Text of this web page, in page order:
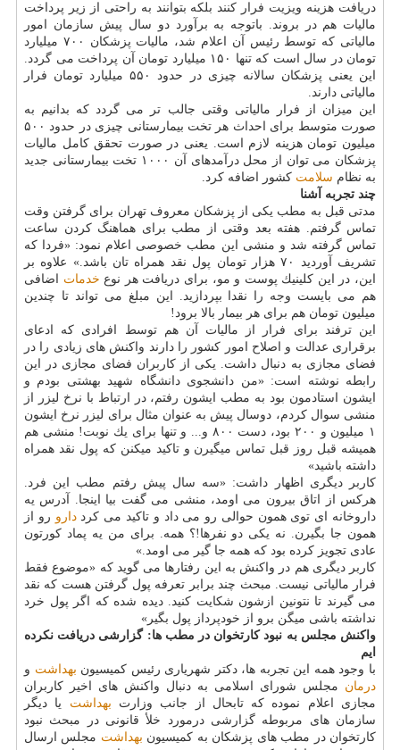
دریافت هزینه ویزیت فرار كنند بلكه بتوانند به راحتی از زیر پرداخت
مالیات هم در بروند. باتوجه به برآورد دو سال پیش سازمان امور
مالیاتی كه توسط رئیس آن اعلام شد، مالیات پزشكان ۷۰۰ میلیارد
تومان در سال است كه تنها ۱۵۰ میلیارد تومان آن پرداخت می گردد.
این یعنی پزشكان سالانه چیزی در حدود ۵۵۰ میلیارد تومان فرار
مالیاتی دارند.
این میزان از فرار مالیاتی وقتی جالب تر می گردد كه بدانیم به
صورت متوسط برای احداث هر تخت بیمارستانی چیزی در حدود ۵۰۰
میلیون تومان هزینه لازم است. یعنی در صورت تحقق كامل مالیات
پزشكان می توان از محل درآمدهای آن ۱۰۰۰ تخت بیمارستانی جدید
به نظام سلامت كشور اضافه كرد.
چند تجربه آشنا
مدتی قبل به مطب یكی از پزشكان معروف تهران برای گرفتن وقت
تماس گرفتم. هفته بعد وقتی از مطب برای هماهنگ كردن ساعت
تماس گرفته شد و منشی این مطب خصوصی اعلام نمود: «فردا كه
تشریف آوردید ۷۰ هزار تومان پول نقد همراه تان باشد.» علاوه بر
این، در این كلینیك پوست و مو، برای دریافت هر نوع خدمات اضافی
هم می بایست وجه را نقدا بپردازید. این مبلغ می تواند تا چندین
میلیون تومان هم برای هر بیمار بالا برود!
این ترفند برای فرار از مالیات آن هم توسط افرادی كه ادعای
برقراری عدالت و اصلاح امور كشور را دارند واكنش های زیادی را در
فضای مجازی به دنبال داشت. یكی از كاربران فضای مجازی در این
رابطه نوشته است: «من دانشجوی دانشگاه شهید بهشتی بودم و
ایشون استادمون بود به مطب ایشون رفتم، در ارتباط با نرخ لیزر از
منشی سوال كردم، دوسال پیش به عنوان مثال برای لیزر نرخ ایشون
۱ میلیون و ۲۰۰ بود، دست ۸۰۰ و... و تنها برای یك نوبت! منشی هم
همیشه قبل روز قبل تماس میگیرن و تاكید میكنن كه پول نقد همراه
داشته باشید»
كاربر دیگری اظهار داشت: «سه سال پیش رفتم مطب این فرد.
هركس از اتاق بیرون می اومد، منشی می گفت بیا اینجا. آدرس یه
داروخانه ای توی همون حوالی رو می داد و تاكید می كرددارو رو از
همون جا بگیرن. نه یكی دو نفرها!؟ همه. برای من یه پماد كورتون
عادی تجویز كرده بود كه همه جا گیر می اومد.»
كاربر دیگری هم در واكنش به این رفتارها می گوید كه «موضوع فقط
فرار مالیاتی نیست. مبحث چند برابر تعرفه پول گرفتن هست كه نقد
می گیرند تا نتونین ازشون شكایت كنید. دیده شده كه اگر پول خرد
نداشته باشی میگن برو از خودپرداز پول بگیر»
واكنش مجلس به نبود كارتخوان در مطب ها: گزارشی دریافت نكرده
ایم
با وجود همه این تجربه ها، دكتر شهریاری رئیس كمیسیون بهداشت و
درمان مجلس شورای اسلامی به دنبال واكنش های اخیر كاربران
مجازی اعلام نموده كه تابحال از جانب وزارت بهداشت یا دیگر
سازمان های مربوطه گزارشی درمورد خلأ قانونی در مبحث نبود
كارتخوان در مطب های پزشكان به كمیسیون بهداشت مجلس ارسال